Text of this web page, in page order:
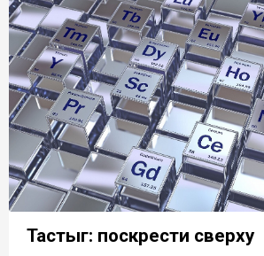
Тастыг: поскрести сверху